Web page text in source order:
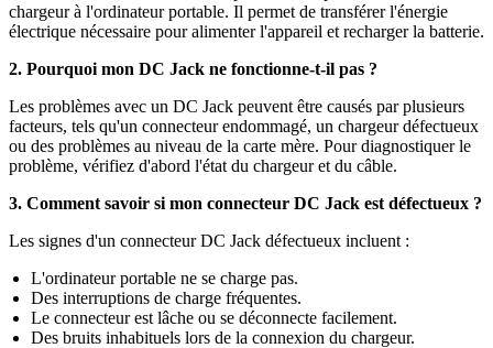
chargeur à l'ordinateur portable. Il permet de transférer l'énergie
électrique nécessaire pour alimenter l'appareil et recharger la batterie.
2. Pourquoi mon DC Jack ne fonctionne-t-il pas ?
Les problèmes avec un DC Jack peuvent être causés par plusieurs
facteurs, tels qu'un connecteur endommagé, un chargeur défectueux
ou des problèmes au niveau de la carte mère. Pour diagnostiquer le
problème, vérifiez d'abord l'état du chargeur et du câble.
3. Comment savoir si mon connecteur DC Jack est défectueux ?
Les signes d'un connecteur DC Jack défectueux incluent :
L'ordinateur portable ne se charge pas.
Des interruptions de charge fréquentes.
Le connecteur est lâche ou se déconnecte facilement.
Des bruits inhabituels lors de la connexion du chargeur.